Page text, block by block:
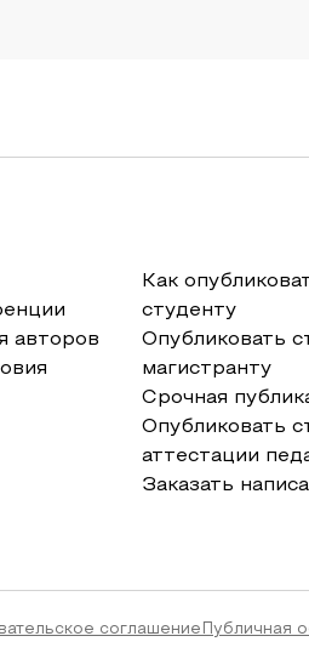
авторов
Как
студенту
Опубликовать
магистранту
Срочная
Опубликовать
аттестации
Заказать
соглашение Публичная